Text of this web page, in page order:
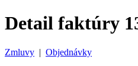
Detail faktúry
Zmluvy | Objednávky